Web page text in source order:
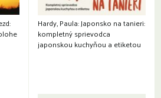
Hardy, Paula: Japonsko na tanieri:
kompletný sprievodca
japonskou kuchyňou a etiketou